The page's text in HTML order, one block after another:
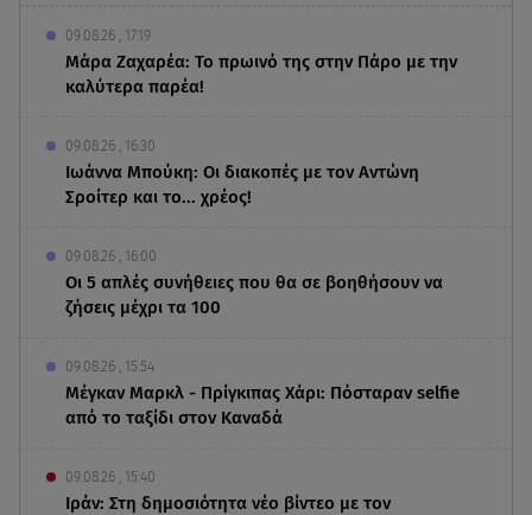
09.08.26 , 17:19
Μάρα Ζαχαρέα: Το πρωινό της στην Πάρο με την
καλύτερα παρέα!
09.08.26 , 16:30
Ιωάννα Μπούκη: Οι διακοπές με τον Αντώνη
Σροίτερ και το... χρέος!
09.08.26 , 16:00
Οι 5 απλές συνήθειες που θα σε βοηθήσουν να
ζήσεις μέχρι τα 100
09.08.26 , 15:54
Μέγκαν Μαρκλ - Πρίγκιπας Χάρι: Πόσταραν selfie
από το ταξίδι στον Καναδά
09.08.26 , 15:40
Ιράν: Στη δημοσιότητα νέο βίντεο με τον